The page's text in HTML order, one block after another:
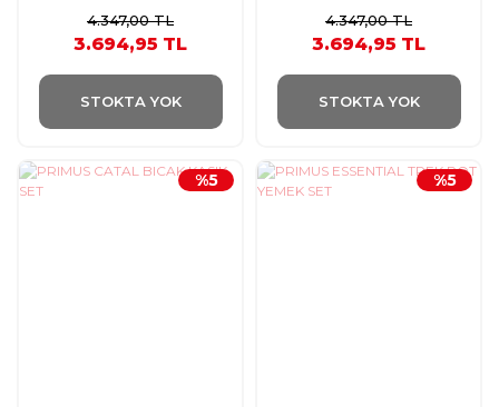
4.347,00 TL
3.694,95 TL
STOKTA YOK
4.347,00 TL
3.694,95 TL
STOKTA YOK
%5 %5